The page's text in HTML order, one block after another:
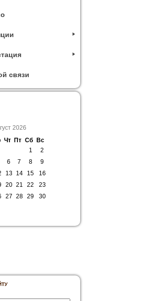
связи
2026
Чт Пт Сб
Вс
1
2
6 7 8
9
13 14 15
16
20 21 22
23
27 28 29
30